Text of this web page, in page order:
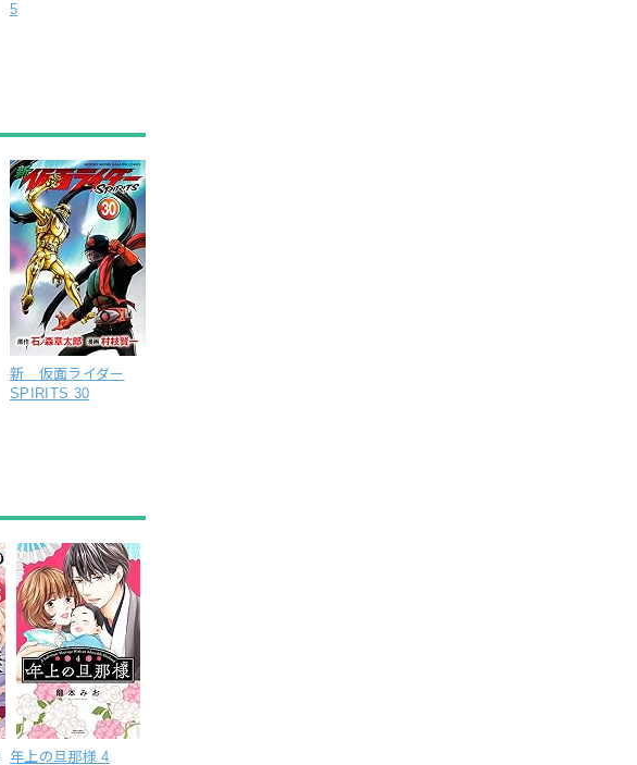
5
新 仮面ライダー
SPIRITS 30
年上の旦那様 4